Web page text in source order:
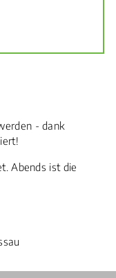
- dank
Abends ist die